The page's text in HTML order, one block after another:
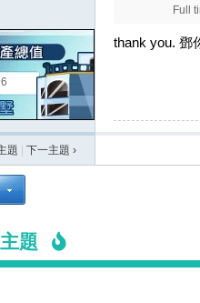
Full
thank you. 鄧
題 下一主題 ›
題